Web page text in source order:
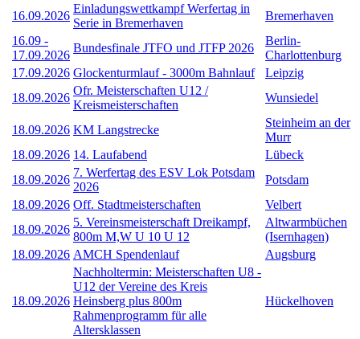
16.09.2026
Einladungswettkampf Werfertag in
Serie in Bremerhaven
Bremerhaven
16.09 -
17.09.2026
Bundesfinale JTFO und JTFP 2026
Berlin-
Charlottenburg
17.09.2026 Glockenturmlauf - 3000m Bahnlauf
Leipzig
18.09.2026
Ofr. Meisterschaften U12 /
Kreismeisterschaften
Wunsiedel
18.09.2026 KM Langstrecke
Steinheim an der
Murr
18.09.2026 14. Laufabend
Lübeck
18.09.2026
7. Werfertag des ESV Lok Potsdam
2026
Potsdam
18.09.2026 Off. Stadtmeisterschaften
Velbert
18.09.2026
5. Vereinsmeisterschaft Dreikampf,
800m M,W U 10 U 12
Altwarmbüchen
(Isernhagen)
18.09.2026 AMCH Spendenlauf Augsburg
18.09.2026
Nachholtermin: Meisterschaften U8 -
U12 der Vereine des Kreis
Heinsberg plus 800m
Rahmenprogramm für alle
Altersklassen
Hückelhoven